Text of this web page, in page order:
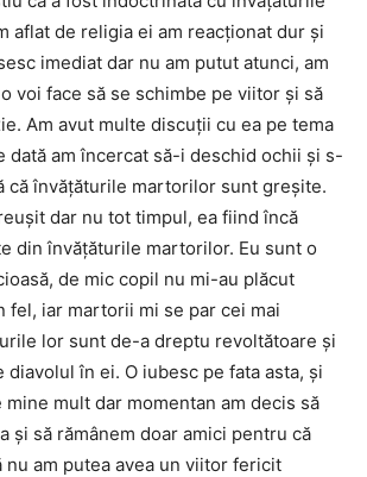
aflat de religia ei am reacționat dur și
imediat dar nu am putut atunci, am
voi face să se schimbe pe viitor și să
Am avut multe discuții cu ea pe tema
dată am încercat să-i deschid ochii și s-
că învățăturile martorilor sunt greșite.
dar nu tot timpul, ea fiind încă
din învățăturile martorilor. Eu sunt o
de mic copil nu mi-au plăcut
fel, iar martorii mi se par cei mai
lor sunt de-a dreptu revoltătoare și
diavolul în ei. O iubesc pe fata asta, și
mine mult dar momentan am decis să
și să rămânem doar amici pentru că
nu am putea avea un viitor fericit